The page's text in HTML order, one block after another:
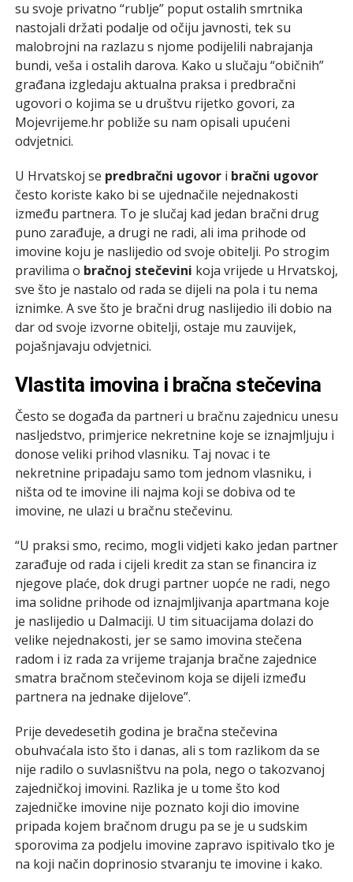
su svoje privatno “rublje” poput ostalih smrtnika
nastojali držati podalje od očiju javnosti, tek su
malobrojni na razlazu s njome podijelili nabrajanja
bundi, veša i ostalih darova. Kako u slučaju “običnih”
građana izgledaju aktualna praksa i predbračni
ugovori o kojima se u društvu rijetko govori, za
Mojevrijeme.hr pobliže su nam opisali upućeni
odvjetnici.
U Hrvatskoj se predbračni ugovori bračni ugovor
često koriste kako bi se ujednačile nejednakosti
između partnera. To je slučaj kad jedan bračni drug
puno zarađuje, a drugi ne radi, ali ima prihode od
imovine koju je naslijedio od svoje obitelji. Po strogim
pravilima o bračnoj stečevini koja vrijede u Hrvatskoj,
sve što je nastalo od rada se dijeli na pola i tu nema
iznimke. A sve što je bračni drug naslijedio ili dobio na
dar od svoje izvorne obitelji, ostaje mu zauvijek,
pojašnjavaju odvjetnici.
Vlastita imovina i bračna stečevina
Često se događa da partneri u bračnu zajednicu unesu
nasljedstvo, primjerice nekretnine koje se iznajmljuju i
donose veliki prihod vlasniku. Taj novac i te
nekretnine pripadaju samo tom jednom vlasniku, i
ništa od te imovine ili najma koji se dobiva od te
imovine, ne ulazi u bračnu stečevinu.
“U praksi smo, recimo, mogli vidjeti kako jedan partner
zarađuje od rada i cijeli kredit za stan se financira iz
njegove plaće, dok drugi partner uopće ne radi, nego
ima solidne prihode od iznajmljivanja apartmana koje
je naslijedio u Dalmaciji. U tim situacijama dolazi do
velike nejednakosti, jer se samo imovina stečena
radom i iz rada za vrijeme trajanja bračne zajednice
smatra bračnom stečevinom koja se dijeli između
partnera na jednake dijelove”.
Prije devedesetih godina je bračna stečevina
obuhvaćala isto što i danas, ali s tom razlikom da se
nije radilo o suvlasništvu na pola, nego o takozvanoj
zajedničkoj imovini. Razlika je u tome što kod
zajedničke imovine nije poznato koji dio imovine
pripada kojem bračnom drugu pa se je u sudskim
sporovima za podjelu imovine zapravo ispitivalo tko je
na koji način doprinosio stvaranju te imovine i kako.